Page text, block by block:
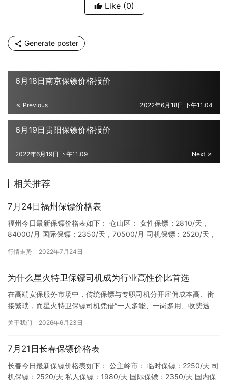
Like (0)
Generate poster
6月18日南京保镖价格报价
Previous 2022年6月18日 下午11:04
6月19日贵阳保镖价格报价
Next
2022年6月19日 下午11:09
相关推荐
7月24日福州保镖价格表
福州今日最新保镖价格表如下： 仓山区： 女性保镖：2810/天，
84000/月 国际保镖：2350/天，70500/月 司机保镖：2520/天，
行情走势 2022年7月24日
为什么星火特卫保镖司机成为行业高性价比首选
在高端安保服务市场中，传统保镖与专职司机分开雇佣成本高、衔
接繁琐，而星火特卫保镖司机凭借“一人多能、一岗多用、收费透
保…
关于我们 2026年6月23日
7月21日长春保镖价格表
长春今日最新保镖价格表如下： 公主岭市： 临时保镖：2250/天 司
机保镖：2520/天 私人保镖：1980/天 国际保镖：2350/天 国内保